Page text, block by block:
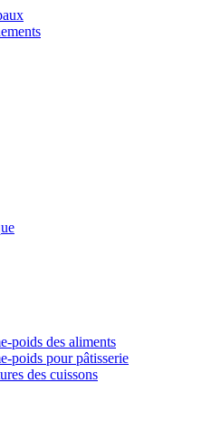
poids des aliments
poids pour pâtisserie
des cuissons